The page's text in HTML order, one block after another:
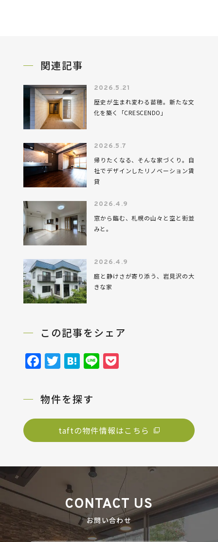
関連記事
2026.5.21
歴史が生まれ変わる苗穂。新たな文
化を築く「CRESCENDO」
2026.5.7
帰りたくなる、そんな家づくり。自
社でデザインしたリノベーション賃
貸
2026.4.9
窓から臨む、札幌の山々と空と街並
みと。
2026.4.9
庭と静けさが寄り添う、岩見沢の大
きな家
この記事をシェア
Facebook
Twitter
Hatena
LinePocket
物件を探す
taftの物件情報はこちら
CONTACT US
お問い合わせ